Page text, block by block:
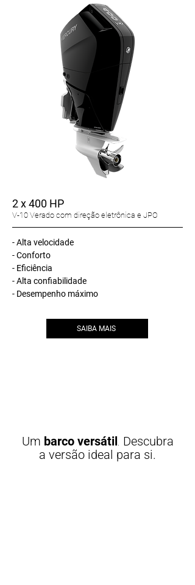
2 x 400 HP
V-10 Verado com direção eletrônica e JPO
- Alta velocidade
- Conforto
- Eficiência
- Alta confiabilidade
- Desempenho máximo
SAIBA MAIS
Um barco versátil. Descubra
a versão ideal para si.